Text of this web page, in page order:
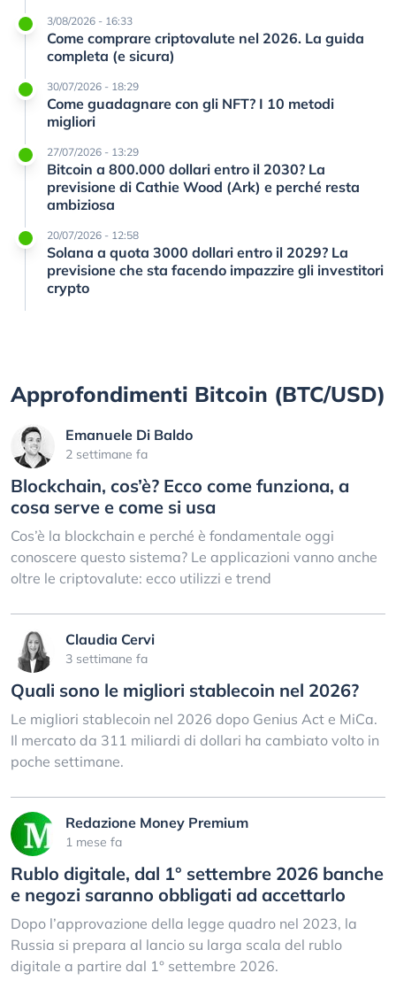
3/08/2026 - 16:33
Come comprare criptovalute nel 2026. La guida
completa (e sicura)
30/07/2026 - 18:29
Come guadagnare con gli NFT? I 10 metodi
migliori
27/07/2026 - 13:29
Bitcoin a 800.000 dollari entro il 2030? La
previsione di Cathie Wood (Ark) e perché resta
ambiziosa
20/07/2026 - 12:58
Solana a quota 3000 dollari entro il 2029? La
previsione che sta facendo impazzire gli investitori
crypto
Approfondimenti Bitcoin (BTC/USD)
Emanuele Di Baldo
2 settimane fa
Blockchain, cos’è? Ecco come funziona, a
cosa serve e come si usa
Cos’è la blockchain e perché è fondamentale oggi
conoscere questo sistema? Le applicazioni vanno anche
oltre le criptovalute: ecco utilizzi e trend
Claudia Cervi
3 settimane fa
Quali sono le migliori stablecoin nel 2026?
Le migliori stablecoin nel 2026 dopo Genius Act e MiCa.
Il mercato da 311 miliardi di dollari ha cambiato volto in
poche settimane.
Redazione Money Premium
1 mese fa
Rublo digitale, dal 1° settembre 2026 banche
e negozi saranno obbligati ad accettarlo
Dopo l’approvazione della legge quadro nel 2023, la
Russia si prepara al lancio su larga scala del rublo
digitale a partire dal 1° settembre 2026.